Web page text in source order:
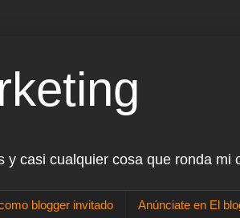
casi cualquier cosa que ronda mi
blogger invitado Anúnciate en El